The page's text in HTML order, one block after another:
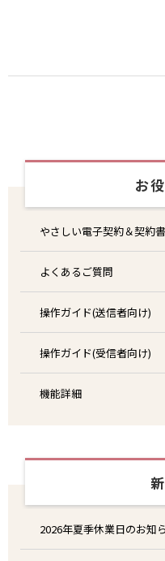
お
やさしい電子契約＆契約
よくあるご質問
操作ガイド(送信者向け)
操作ガイド(受信者向け)
機能詳細
2026年夏季休業日のお知